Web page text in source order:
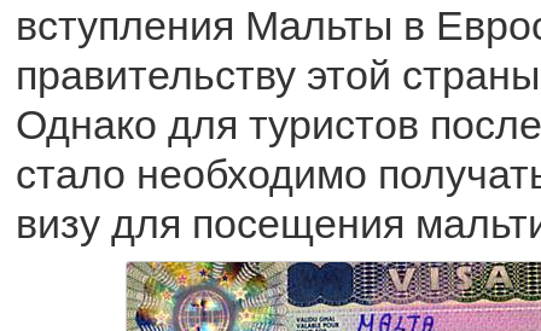
вступления Мальты в
правительству этой
Однако для туристов
стало необходимо
визу для посещения